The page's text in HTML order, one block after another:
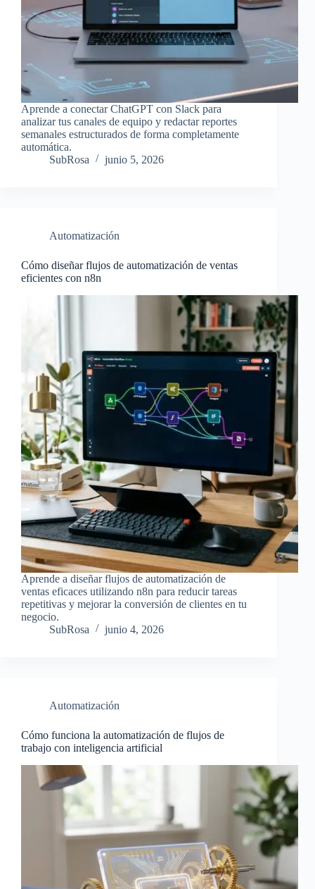
Aprende a conectar ChatGPT con Slack para
analizar tus canales de equipo y redactar reportes
semanales estructurados de forma completamente
automática.
SubRosa
junio 5, 2026
Automatización
Cómo diseñar flujos de automatización de ventas
eficientes con n8n
Aprende a diseñar flujos de automatización de
ventas eficaces utilizando n8n para reducir tareas
repetitivas y mejorar la conversión de clientes en tu
negocio.
SubRosa
junio 4, 2026
Automatización
Cómo funciona la automatización de flujos de
trabajo con inteligencia artificial